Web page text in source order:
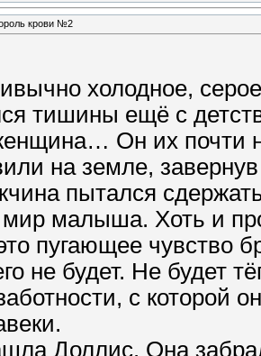
крови №2
холодное,
тишины ещё с
Он их почти
на земле,
пытался
малыша. Хоть и
пугающее чувство
не будет. Не будет
с которой
Доллис. Она